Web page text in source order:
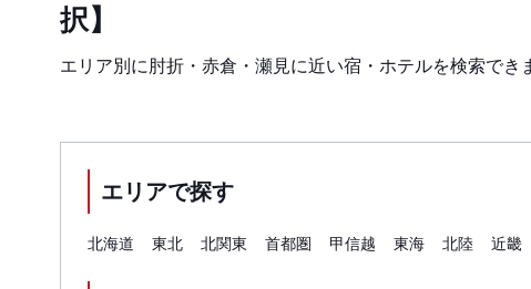
択】
エリア別に肘折・赤倉・瀬見に近い宿・ホテルを検索でき
エリアで探す
北海道 東北 北関東 首都圏 甲信越 東海 北陸 近畿